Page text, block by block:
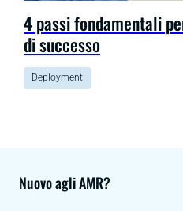
4 passi fondamentali
di successo
Deployment
Nuovo agli AMR?